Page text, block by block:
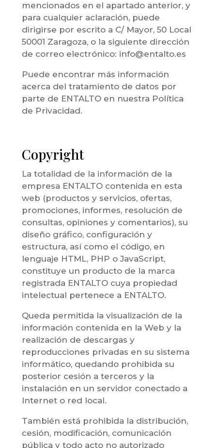
mencionados en el apartado anterior, y
para cualquier aclaración, puede
dirigirse por escrito a C/ Mayor, 50 Local
50001 Zaragoza, o la siguiente dirección
de correo electrónico: info@entalto.es
Puede encontrar más información
acerca del tratamiento de datos por
parte de ENTALTO en nuestra Política
de Privacidad.
Copyright
La totalidad de la información de la
empresa ENTALTO contenida en esta
web (productos y servicios, ofertas,
promociones, informes, resolución de
consultas, opiniones y comentarios), su
diseño gráfico, configuración y
estructura, así como el código, en
lenguaje HTML, PHP o JavaScript,
constituye un producto de la marca
registrada ENTALTO cuya propiedad
intelectual pertenece a ENTALTO.
Queda permitida la visualización de la
información contenida en la Web y la
realización de descargas y
reproducciones privadas en su sistema
informático, quedando prohibida su
posterior cesión a terceros y la
instalación en un servidor conectado a
Internet o red local.
También está prohibida la distribución,
cesión, modificación, comunicación
pública y todo acto no autorizado